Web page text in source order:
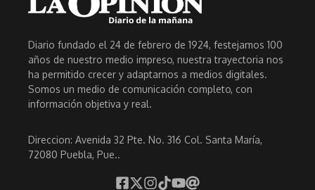
Diario fundado el 24 de febrero de 1924, festejamos 100
años de nuestro medio impreso, nuestra trayectoria nos
ha permitido crecer y adaptarnos a medios digitales.
Somos un medio de comunicación completo, con
información objetiva y real.
Direccion: Avenida 32 Pte. No. 316 Col. Santa María,
72080 Puebla, Pue..